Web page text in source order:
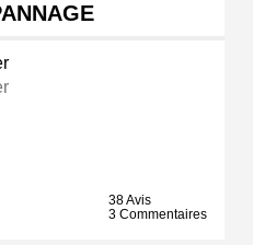
38 Avis
3 Commentaires